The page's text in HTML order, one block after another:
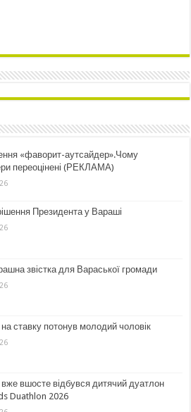
«фаворит-аутсайдер».Чому
переоцінені (РЕКЛАМА)
Президента у Вараші
звістка для Вараської громади
ставку потонув молодий чоловік
вшосте відбувся дитячий дуатлон
Duathlon 2026